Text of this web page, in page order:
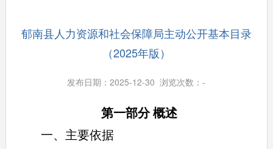
郁南县人力资源和社会保障局主动公开基本目录
（2025年版）
发布日期：2025-12-30 浏览次数：-
第一部分 概述
一、主要依据